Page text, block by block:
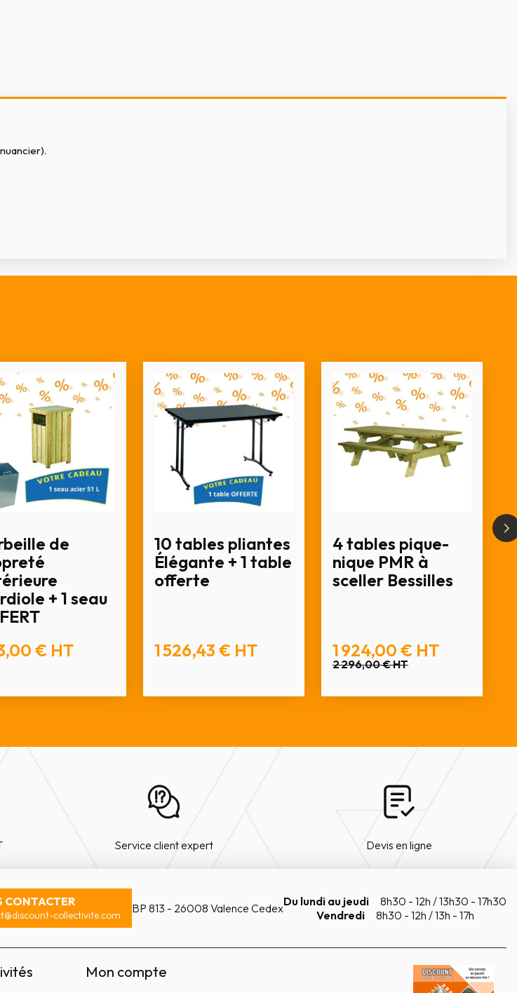
de
+ 1 seau
€ HT
10 tables pliantes
Élégante + 1 table
offerte
1 526,43 € HT
4 tables pique-
nique PMR à
sceller Bessilles
1 924,00 € HT
2 296,00 €HT
Service client expert Devis en ligne
CONTACTER
collectivite.com BP 813 - 26008 Valence CedexDu lundi au jeudi
8h30 - 12h / 13h30 - 17h30
Vendredi
8h30 - 12h / 13h - 17h
Mon compte